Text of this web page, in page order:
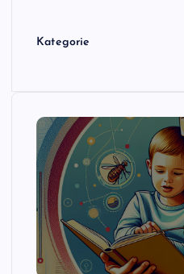
Kategorie